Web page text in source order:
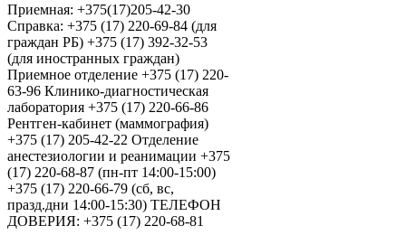
Приемная: +375(17)205-42-30
Справка: +375 (17) 220-69-84 (для
граждан РБ) +375 (17) 392-32-53
(для иностранных граждан)
Приемное отделение +375 (17) 220-
63-96 Клинико-диагностическая
лаборатория +375 (17) 220-66-86
Рентген-кабинет (маммография)
+375 (17) 205-42-22 Отделение
анестезиологии и реанимации +375
(17) 220-68-87 (пн-пт 14:00-15:00)
+375 (17) 220-66-79 (сб, вс,
празд.дни 14:00-15:30) ТЕЛЕФОН
ДОВЕРИЯ: +375 (17) 220-68-81